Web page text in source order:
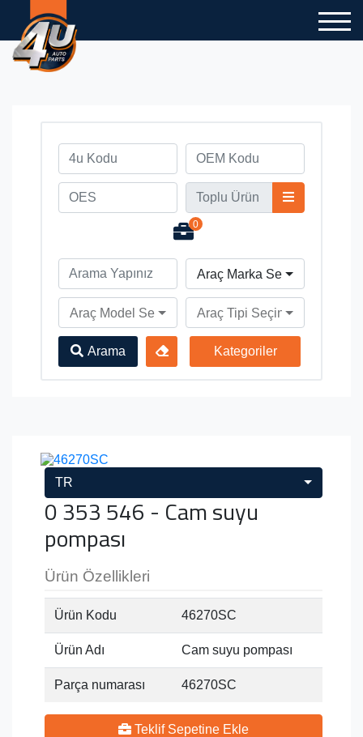
0
Araç Marka Seçiniz
Araç Model Seçiniz Araç Tipi Seçiniz
Arama Kategoriler
TR
0 353 546 - Cam suyu
pompası
Ürün Özellikleri
Ürün Kodu 46270SC
Ürün Adı Cam suyu pompası
Parça numarası 46270SC
Teklif Sepetine Ekle